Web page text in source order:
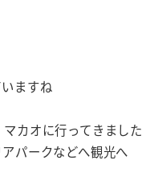
ますね
カオに行ってきました
パークなどへ観光へ